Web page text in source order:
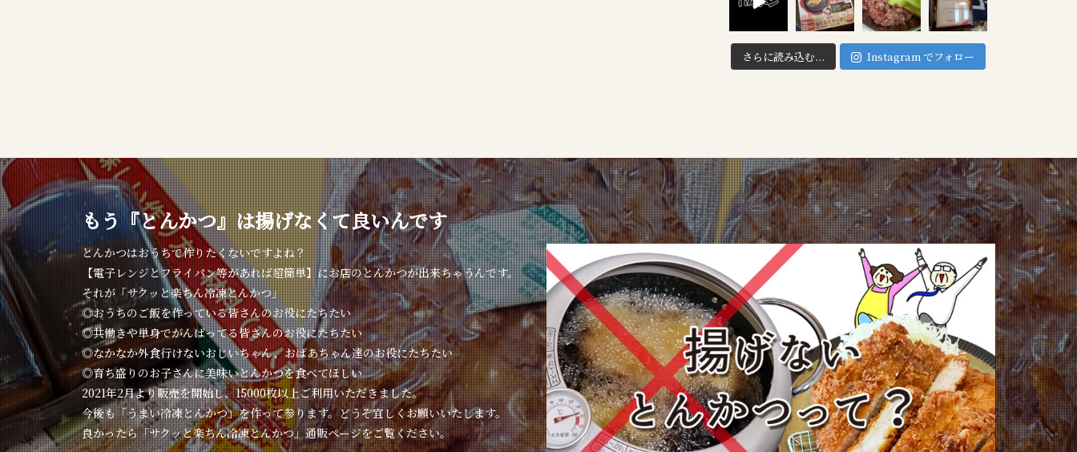
さらに読み込む... Instagram でフォロー
もう『とんかつ』は揚げなくて良いんです
とんかつはおうちで作りたくないですよね？
【電子レンジとフライパン等があれば超簡単】にお店のとんかつが出来ちゃうんです。
それが「サクッと楽ちん冷凍とんかつ」
◎おうちのご飯を作っている皆さんのお役にたちたい
◎共働きや単身でがんばってる皆さんのお役にたちたい
◎なかなか外食行けないおじいちゃん、おばあちゃん達のお役にたちたい
◎育ち盛りのお子さんに美味いとんかつを食べてほしい
2021年2月より販売を開始し、15000枚以上ご利用いただきました。
今後も「うまい冷凍とんかつ」を作って参ります。どうぞ宜しくお願いいたします。
良かったら「サクッと楽ちん冷凍とんかつ」通販ページをご覧ください。